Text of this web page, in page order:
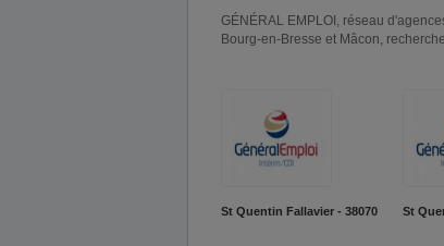
GÉNÉRAL EMPLOI, réseau
Bourg-en-Bresse et Mâcon,
St Quentin Fallavier - 38070 St